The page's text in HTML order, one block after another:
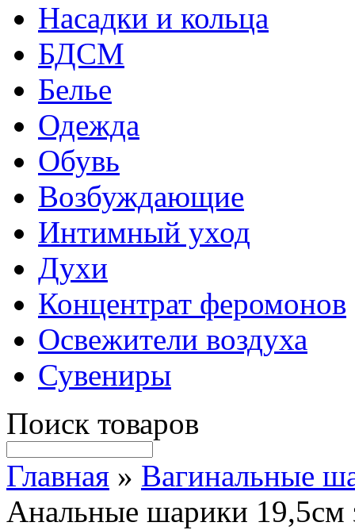
Насадки и кольца
БДСМ
Белье
Одежда
Обувь
Возбуждающие
Интимный уход
Духи
Концентрат феромонов
Освежители воздуха
Сувениры
Поиск товаров
Главная » Вагинальные
Анальные шарики 19,5см